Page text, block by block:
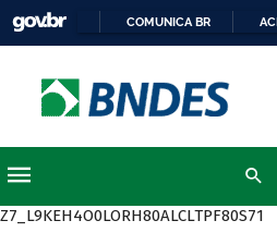
COMUNICA BR
Z7_L9KEH4O0LORH80ALCLTPF80S71